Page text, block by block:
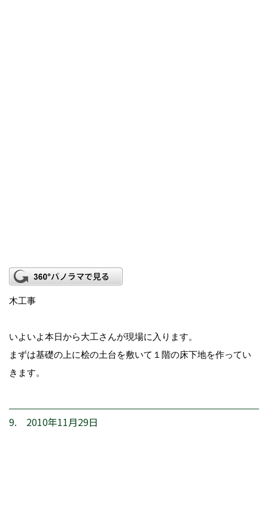
木工事
いよいよ本日から大工さんが現場に入ります。
まずは基礎の上に桧の土台を敷いて１階の床下地を作ってい
きます。
9. 2010年11月29日